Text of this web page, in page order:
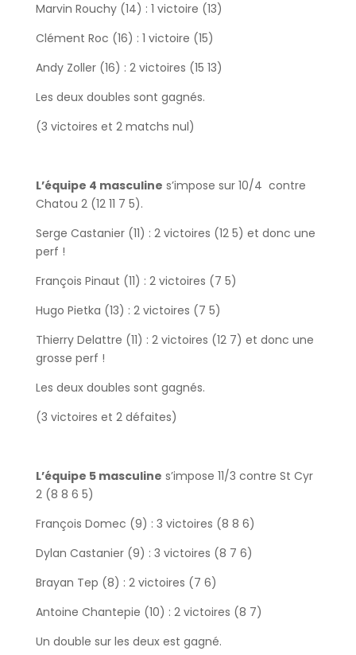
Marvin Rouchy (14) : 1 victoire (13)
Clément Roc (16) : 1 victoire (15)
Andy Zoller (16) : 2 victoires (15 13)
Les deux doubles sont gagnés.
(3 victoires et 2 matchs nul)
L’équipe 4 masculine s’impose sur 10/4 contre
Chatou 2 (12 11 7 5).
Serge Castanier (11) : 2 victoires (12 5) et donc une
perf !
François Pinaut (11) : 2 victoires (7 5)
Hugo Pietka (13) : 2 victoires (7 5)
Thierry Delattre (11) : 2 victoires (12 7) et donc une
grosse perf !
Les deux doubles sont gagnés.
(3 victoires et 2 défaites)
L’équipe 5 masculine s’impose 11/3 contre St Cyr
2 (8 8 6 5)
François Domec (9) : 3 victoires (8 8 6)
Dylan Castanier (9) : 3 victoires (8 7 6)
Brayan Tep (8) : 2 victoires (7 6)
Antoine Chantepie (10) : 2 victoires (8 7)
Un double sur les deux est gagné.